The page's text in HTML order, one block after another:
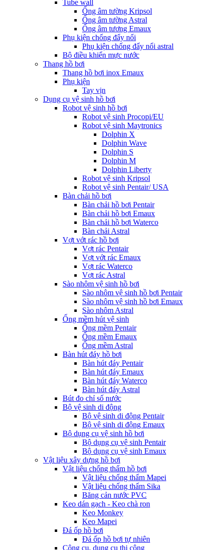
Tube wall
Ống âm tường Kripsol
Ống âm tường Astral
Ống âm tương Emaux
Phụ kiện chống đẩy nổi
Phụ kiện chống đẩy nổi astral
Bộ điều khiển mực nước
Thang hồ bơi
Thang hồ bơi inox Emaux
Phụ kiện
Tay vịn
Dụng cụ vệ sinh hồ bơi
Robot vệ sinh hồ bơi
Robot vệ sinh Procopi/EU
Robot vệ sinh Maytronics
Dolphin X
Dolphin Wave
Dolphin S
Dolphin M
Dolphin Liberty
Robot vệ sinh Kripsol
Robot vệ sinh Pentair/ USA
Bàn chải hồ bơi
Bàn chải hồ bơi Pentair
Bàn chải hồ bơi Emaux
Bàn chải hồ bơi Waterco
Bàn chải Astral
Vợt vớt rác hồ bơi
Vợt rác Pentair
Vợt vớt rác Emaux
Vợt rác Waterco
Vợt rác Astral
Sào nhôm vệ sinh hồ bơi
Sào nhôm vệ sinh hồ bơi Pentair
Sào nhôm vệ sinh hồ bơi Emaux
Sào nhôm Astral
Ống mềm hút vệ sinh
Ống mềm Pentair
Ống mềm Emaux
Ống mềm Astral
Bàn hút đáy hồ bơi
Bàn hút đáy Pentair
Bàn hút đáy Emaux
Bàn hút đáy Waterco
Bàn hút đáy Astral
Bút đo chỉ số nước
Bộ vệ sinh di động
Bộ vệ sinh di động Pentair
Bộ vệ sinh di động Emaux
Bộ dụng cụ vệ sinh hồ bơi
Bộ dụng cụ vệ sinh Pentair
Bộ dụng cụ vệ sinh Emaux
Vật liệu xây dựng hồ bơi
Vật liệu chống thấm hồ bơi
Vật liệu chống thấm Mapei
Vật liệu chống thấm Sika
Băng cản nước PVC
Keo dán gạch - Keo chà ron
Keo Monkey
Keo Mapei
Đá ốp hồ bơi
Đá ốp hồ bơi tự nhiên
Công cụ, dụng cụ thi công